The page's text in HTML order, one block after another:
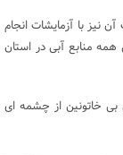
نیز با آزمایشات انجام
منابع آبی در استان
بی خاتونین از چشمه ای